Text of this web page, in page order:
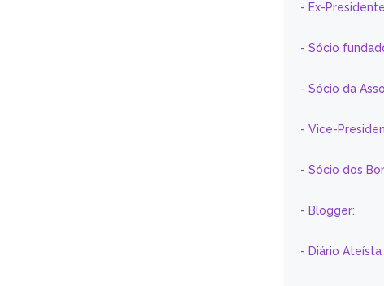
- Ex-
- Sócio
- Sócio da
- Vice-
- Sócio dos
- Blogger:
- Diário